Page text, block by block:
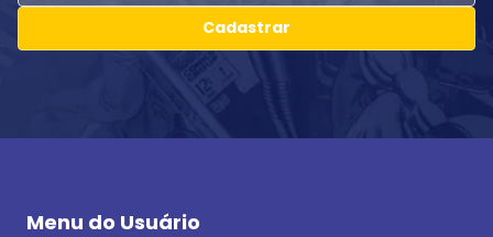
Cadastrar
Menu do Usuário